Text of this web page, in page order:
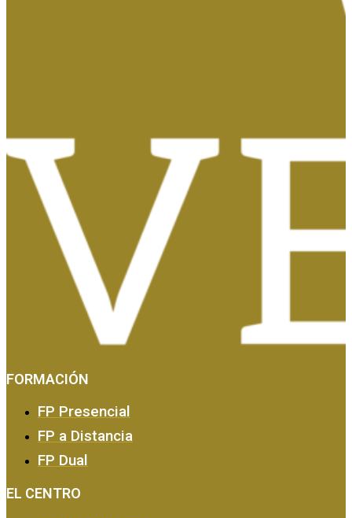
Tasas, Solicitud de Títulos y Certificados
FORMACIÓN
FP Presencial
FP a Distancia
FP Dual
EL CENTRO